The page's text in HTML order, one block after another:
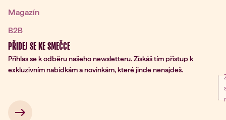
Magazín
B2B
PŘIDEJ SE KE SMEČCE
Přihlas se k odběru našeho newsletteru. Získáš tím přístup k
exkluzivním nabídkám a novinkám, které jinde nenajdeš.
k odběru
→